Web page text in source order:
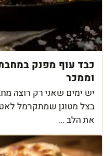
וממכר
יש ימים שאני רק רוצה
בצל מטוגן שמתקרמל
את הלב ...